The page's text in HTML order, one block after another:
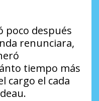
poco después
renunciara,
tiempo más
cargo el cada